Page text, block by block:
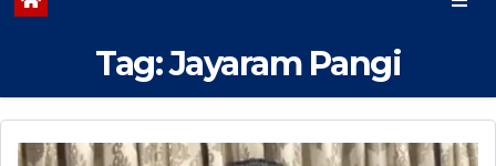
Tag:Jayaram Pangi